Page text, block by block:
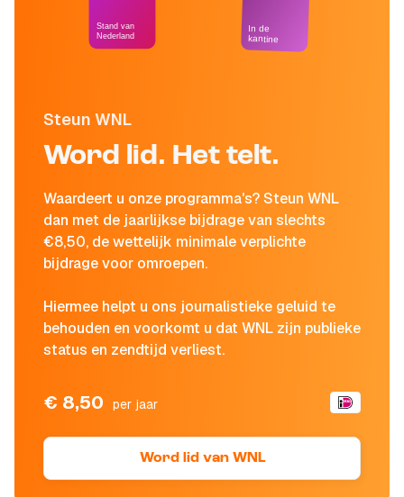
Steun WNL
Word lid. Het telt.
Waardeert u onze programma's? Steun WNL
dan met de jaarlijkse bijdrage van slechts
€8,50, de wettelijk minimale verplichte
bijdrage voor omroepen.
Hiermee helpt u ons journalistieke geluid te
behouden en voorkomt u dat WNL zijn publieke
status en zendtijd verliest.
€ 8,50 per jaar
Word lid van WNL
Stand van
Nederland
In de
kantine